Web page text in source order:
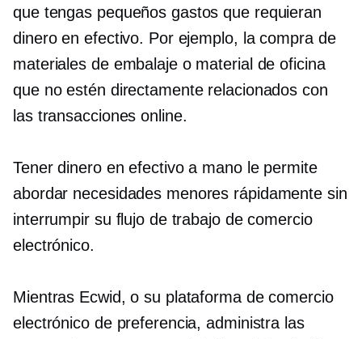
que tengas pequeños gastos que requieran
dinero en efectivo. Por ejemplo, la compra de
materiales de embalaje o material de oficina
que no estén directamente relacionados con
las transacciones online.
Tener dinero en efectivo a mano le permite
abordar necesidades menores rápidamente sin
interrumpir su flujo de trabajo de comercio
electrónico.
Mientras Ecwid, o su plataforma de comercio
electrónico de preferencia, administra las